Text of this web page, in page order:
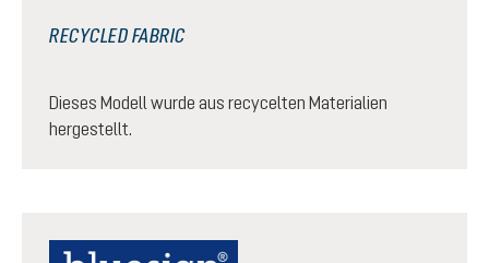
RECYCLED FABRIC
Dieses Modell wurde aus recycelten Materialien
hergestellt.